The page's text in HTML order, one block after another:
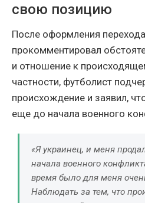
свою позицию
После оформления
прокомментировал
и отношение к
частности, футболист
происхождение и заявил,
еще до начала военного
«Я украинец, и меня
начала военного
время было для меня
Наблюдать за тем, что